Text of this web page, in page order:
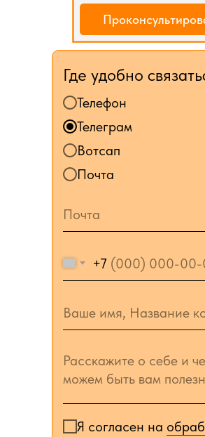
Где удобно
Телефон
Телеграм
Вотсап
Почта
+7
Я согласен на